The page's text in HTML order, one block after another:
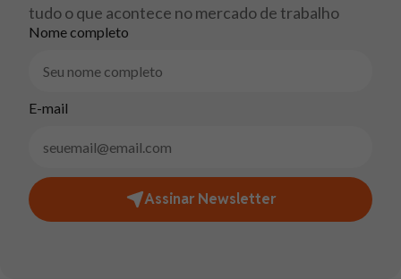
tudo o que acontece no mercado de trabalho
Nome completo
E-mail
Assinar Newsletter